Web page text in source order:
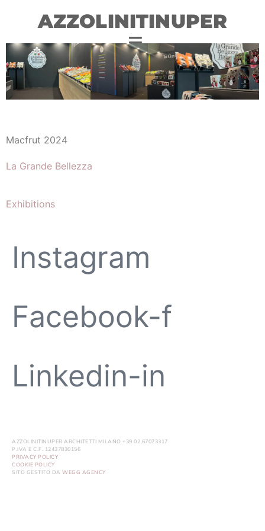
AZZOLINITINUPER
Macfrut 2024
La Grande Bellezza
Exhibitions
Instagram
Facebook-f
Linkedin-in
AZZOLINITINUPER ARCHITETTI MILANO +39 02 67073317
P.IVA E C.F. 12437830156
PRIVACY POLICY
COOKIE POLICY
SITO GESTITO DA WEGG AGENCY